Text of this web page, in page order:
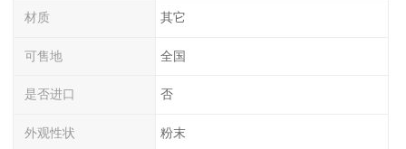
材质 其它
可售地 全国
是否进口 否
外观性状 粉末